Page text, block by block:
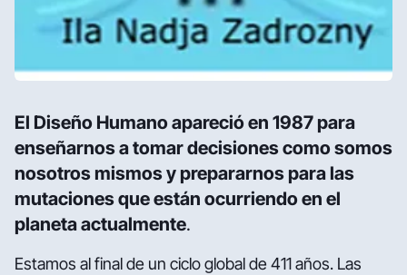
El Diseño Humano apareció en 1987 para
enseñarnos a tomar decisiones como somos
nosotros mismos y prepararnos para las
mutaciones que están ocurriendo en el
planeta actualmente.
Estamos al final de un ciclo global de 411 años. Las